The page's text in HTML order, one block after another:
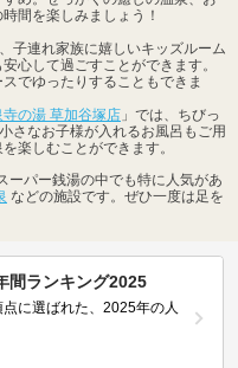
間を楽しみましょう！
、子連れ家族に嬉しいキッズルーム
心して過ごすことができます。
でゆったりすることもできま
寺の湯 草加谷塚店 」では、ちびっ
さなお子様が入れるお風呂もご用
楽しむことができます。
ーパー銭湯の中でも特に人気があ
などの施設です。ぜひ一度は足を
間ランキング2025
に選ばれた、2025年の人